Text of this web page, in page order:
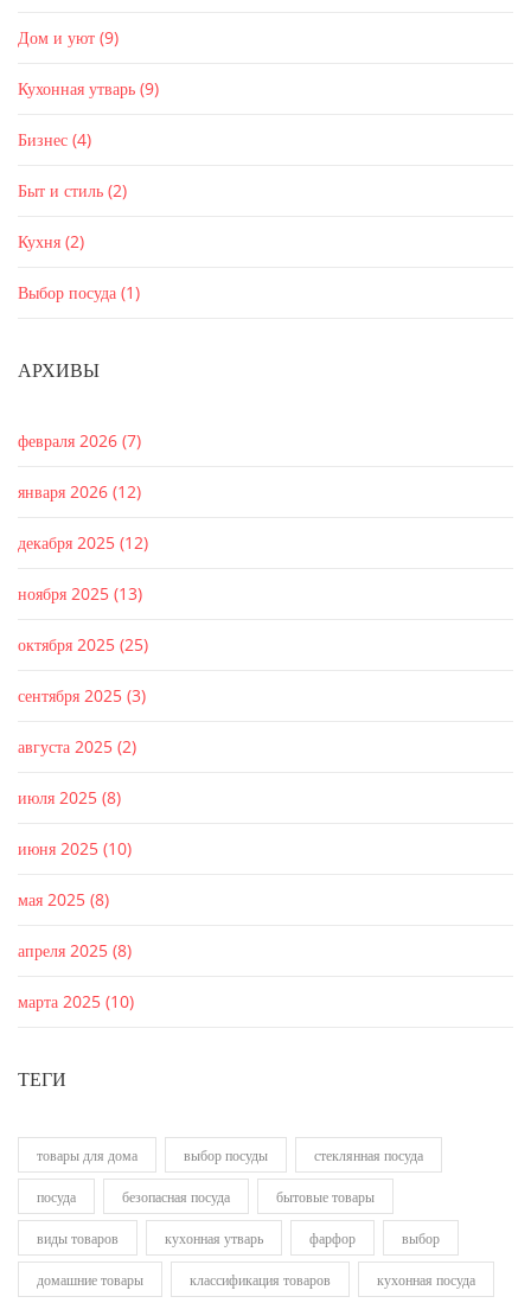
Дом и уют (9)
Кухонная утварь (9)
Бизнес (4)
Быт и стиль (2)
Кухня (2)
Выбор посуда (1)
АРХИВЫ
февраля 2026 (7)
января 2026 (12)
декабря 2025 (12)
ноября 2025 (13)
октября 2025 (25)
сентября 2025 (3)
августа 2025 (2)
июля 2025 (8)
июня 2025 (10)
мая 2025 (8)
апреля 2025 (8)
марта 2025 (10)
ТЕГИ
товары для дома выбор посуды стеклянная посуда
посуда безопасная посуда бытовые товары
виды товаров кухонная утварь фарфор выбор
домашние товары классификация товаров кухонная посуда